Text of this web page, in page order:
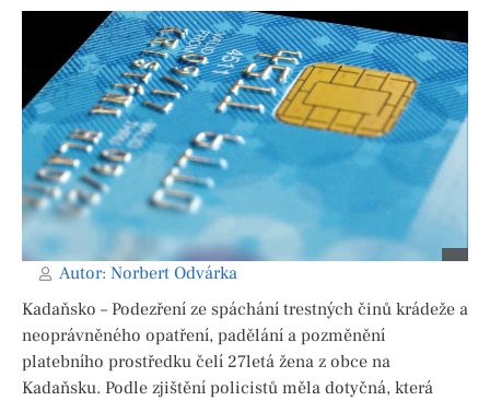
Autor: Norbert Odvárka
Kadaňsko – Podezření ze spáchání trestných činů krádeže a
neoprávněného opatření, padělání a pozměnění
platebního prostředku čelí 27letá žena z obce na
Kadaňsku. Podle zjištění policistů měla dotyčná, která